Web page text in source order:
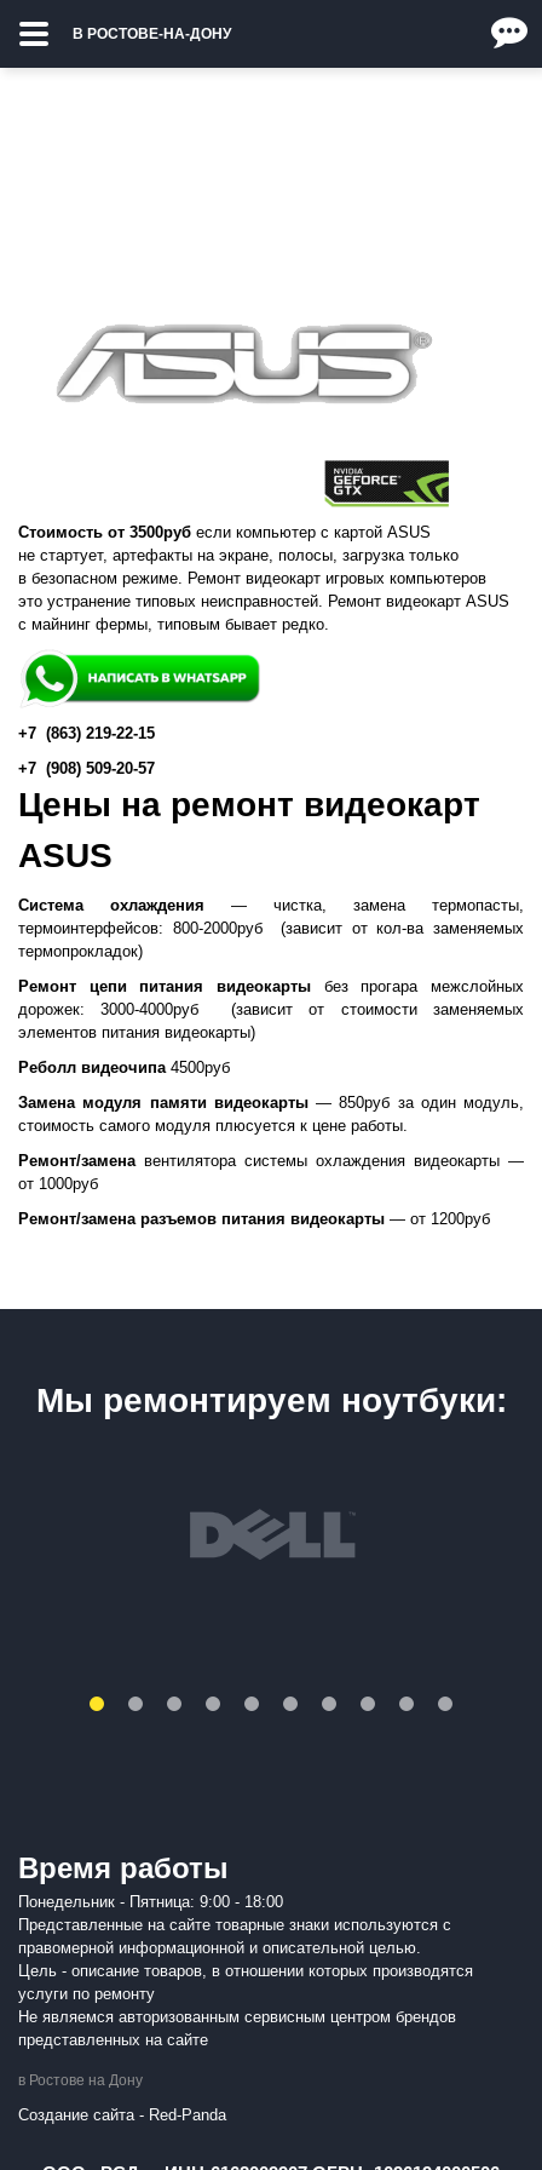
В РОСТОВЕ-НА-ДОНУ
Стоимость от 3500руб если компьютер с картой ASUS
не стартует, артефакты на экране, полосы, загрузка только
в безопасном режиме. Ремонт видеокарт игровых компьютеров
это устранение типовых неисправностей. Ремонт видеокарт ASUS
с майнинг фермы, типовым бывает редко.
+7 (863) 219-22-15
+7 (908) 509-20-57
Цены на ремонт видеокарт
ASUS
Система охлаждения — чистка, замена термопасты,
термоинтерфейсов: 800-2000руб
(зависит от кол-ва заменяемых
термопрокладок)
Ремонт цепи питания видеокарты без прогара межслойных
дорожек: 3000-4000руб
(зависит от стоимости заменяемых
элементов питания видеокарты)
Реболл видеочипа4500руб
Замена модуля памяти видеокарты— 850руб за один модуль,
стоимость самого модуля плюсуется к цене работы.
Ремонт/заменавентилятора системы охлаждения видеокарты —
от 1000руб
Ремонт/замена разъемов питания видеокарты — от 1200руб
Мы ремонтируем ноутбуки:
Время работы
Понедельник - Пятница: 9:00 - 18:00
Представленные на сайте товарные знаки используются с
правомерной информационной и описательной целью.
Цель - описание товаров, в отношении которых производятся
услуги по ремонту
Не являемся авторизованным сервисным центром брендов
представленных на сайте
в Ростове на Дону
Создание сайта - Red-Panda